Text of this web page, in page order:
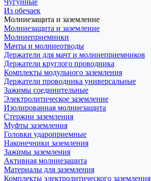
Чугунные
Из обечаек
Молниезащита и заземление
Молниезащита и заземление
Молниеприемники
Мачты и молниеотводы
Держатели для мачт и молниеприемников
Держатели круглого проводника
Комплекты модульного заземления
Держатели проводника универсальные
Зажимы соединительные
Электролитическое заземление
Изолированная молниезащита
Стержни заземления
Муфты заземления
Головки удароприемные
Наконечники заземления
Зажимы заземления
Активная молниезащита
Материалы для заземления
Комплекты электролитического заземления